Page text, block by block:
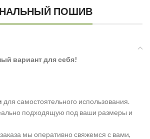
ПОШИВ
вариант для себя!
для самостоятельного использования.
подходящую под ваши размеры и
мы оперативно свяжемся с вами,